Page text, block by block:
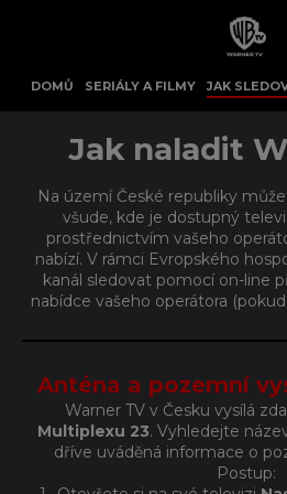
DOMŮ SERIÁLY A FILMY JAK
Jak naladit
Na území České republiky
všude, kde je dostupný
prostřednictvím vašeho
nabízí. V rámci Evropského
kanál sledovat pomocí on-line
nabídce vašeho operátora
Anténa a pozemní
Warner TV v Česku vysílá
Multiplexu 23. Vyhledejte
dříve uváděná informace o
Postup: